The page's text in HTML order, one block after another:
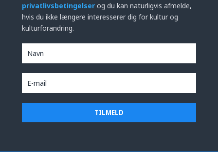
privatlivsbetingelser og du kan naturligvis afmelde,
hvis du ikke længere interesserer dig for kultur og
kulturforandring.